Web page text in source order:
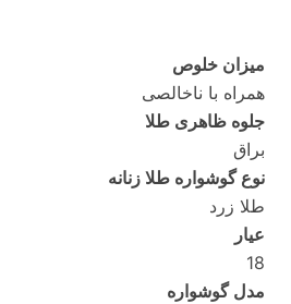
میزان خلوص
همراه با ناخالصی
جلوه ظاهری طلا
براق
نوع گوشواره طلا زنانه
طلا زرد
عیار
18
مدل گوشواره